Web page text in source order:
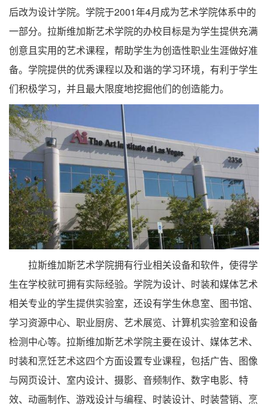
后改为设计学院。学院于2001年4月成为艺术学院体系中的
一部分。拉斯维加斯艺术学院的办校目标是为学生提供充满
创意且实用的艺术课程，帮助学生为创造性职业生涯做好准
备。学院提供的优秀课程以及和谐的学习环境，有利于学生
们积极学习，并且最大限度地挖掘他们的创造能力。
拉斯维加斯艺术学院拥有行业相关设备和软件，使得学
生在学校就可拥有实际经验。学院为设计、时装和媒体艺术
相关专业的学生提供实验室，还设有学生休息室、图书馆、
学习资源中心、职业厨房、艺术展览、计算机实验室和设备
检测中心等。拉斯维加斯艺术学院主要在设计、媒体艺术、
时装和烹饪艺术这四个方面设置专业课程，包括广告、图像
与网页设计、室内设计、摄影、音频制作、数字电影、特
效、动画制作、游戏设计与编程、时装设计、时装营销、烹